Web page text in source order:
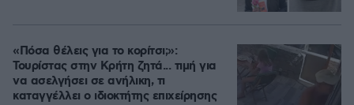
«Πόσα θέλεις για το κορίτσι;»:
Τουρίστας στην Κρήτη ζητά... τιμή για
να ασελγήσει σε ανήλικη, τι
καταγγέλλει ο ιδιοκτήτης επιχείρησης